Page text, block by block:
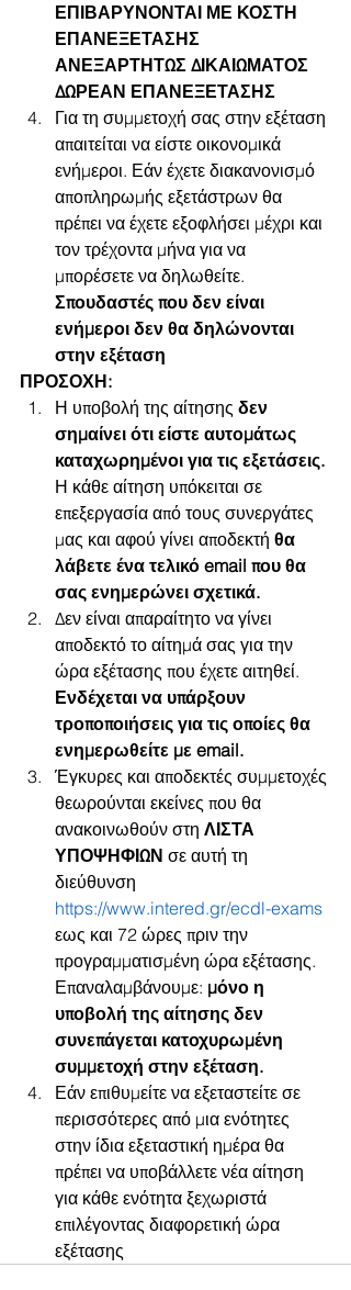
ΕΠΙΒΑΡΥΝΟΝΤΑΙ ΜΕ ΚΟΣΤΗ
ΕΠΑΝΕΞΕΤΑΣΗΣ
ΑΝΕΞΑΡΤΗΤΩΣ ΔΙΚΑΙΩΜΑΤΟΣ
ΔΩΡΕΑΝ ΕΠΑΝΕΞΕΤΑΣΗΣ
Για τη συμμετοχή σας στην εξέταση
απαιτείται να είστε οικονομικά
ενήμεροι. Εάν έχετε διακανονισμό
αποπληρωμής εξετάστρων θα
πρέπει να έχετε εξοφλήσει μέχρι και
τον τρέχοντα μήνα για να
μπορέσετε να δηλωθείτε.
Σπουδαστές που δεν είναι
ενήμεροι δεν θα δηλώνονται
στην εξέταση
ΠΡΟΣΟΧΗ:
Η υποβολή της αίτησης δεν
σημαίνει ότι είστε αυτομάτως
καταχωρημένοι για τις εξετάσεις.
Η κάθε αίτηση υπόκειται σε
επεξεργασία από τους συνεργάτες
μας και αφού γίνει αποδεκτή θα
λάβετε ένα τελικό email που θα
σας ενημερώνει σχετικά.
Δεν είναι απαραίτητο να γίνει
αποδεκτό το αίτημά σας για την
ώρα εξέτασης που έχετε αιτηθεί.
Ενδέχεται να υπάρξουν
τροποποιήσεις για τις οποίες θα
ενημερωθείτε με email.
Έγκυρες και αποδεκτές συμμετοχές
θεωρούνται εκείνες που θα
ανακοινωθούν στη ΛΙΣΤΑ
ΥΠΟΨΗΦΙΩΝ σε αυτή τη
διεύθυνση
https://www.intered.gr/ecdl-exams
εως και 72 ώρες πριν την
προγραμματισμένη ώρα εξέτασης.
Επαναλαμβάνουμε: μόνο η
υποβολή της αίτησης δεν
συνεπάγεται κατοχυρωμένη
συμμετοχή στην εξέταση.
Εάν επιθυμείτε να εξεταστείτε σε
περισσότερες από μια ενότητες
στην ίδια εξεταστική ημέρα θα
πρέπει να υποβάλλετε νέα αίτηση
για κάθε ενότητα ξεχωριστά
επιλέγοντας διαφορετική ώρα
εξέτασης